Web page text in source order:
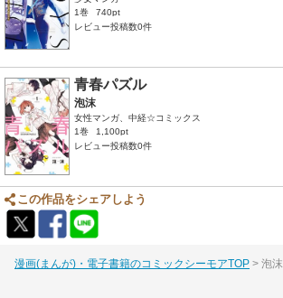
1巻
740pt
レビュー投稿数0件
青春パズル
泡沫
女性マンガ、中経☆コミックス
1巻
1,100pt
レビュー投稿数0件
この作品をシェアしよう
漫画(まんが)・電子書籍のコミックシーモアTOP 泡沫